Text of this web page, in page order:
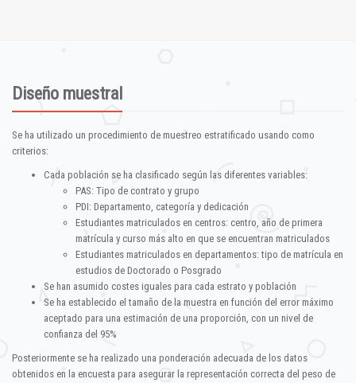
Diseño muestral
Se ha utilizado un procedimiento de muestreo estratificado usando como
criterios:
Cada población se ha clasificado según las diferentes variables:
PAS: Tipo de contrato y grupo
PDI: Departamento, categoría y dedicación
Estudiantes matriculados en centros: centro, año de primera
matrícula y curso más alto en que se encuentran matriculados
Estudiantes matriculados en departamentos: tipo de matrícula en
estudios de Doctorado o Posgrado
Se han asumido costes iguales para cada estrato y población
Se ha establecido el tamaño de la muestra en función del error máximo
aceptado para una estimación de una proporción, con un nivel de
confianza del 95%
Posteriormente se ha realizado una ponderación adecuada de los datos
obtenidos en la encuesta para asegurar la representación correcta del peso de